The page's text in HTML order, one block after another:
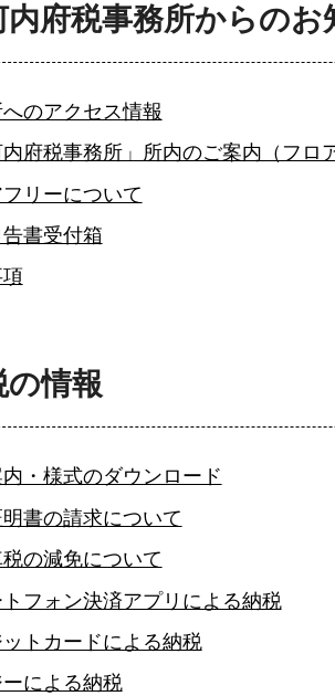
内府税事務所からのお
のアクセス情報
内府税事務所」所内のご案内（フロ
リーについて
書受付箱
の情報
・様式のダウンロード
書の請求について
の減免について
トフォン決済アプリによる納税
ットカードによる納税
による納税